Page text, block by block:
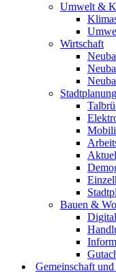
Umwelt &
Wirtschaft
Bauen &
Gemeinschaft und